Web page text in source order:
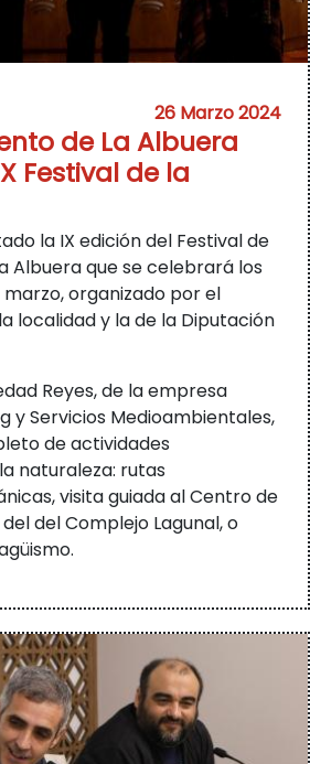
26 Marzo 2024
de La Albuera
Festival de la
la IX edición del Festival de
Albuera que se celebrará los
marzo, organizado por el
localidad y la de la Diputación
Reyes, de la empresa
y Servicios Medioambientales,
de actividades
naturaleza: rutas
visita guiada al Centro de
del Complejo Lagunal, o